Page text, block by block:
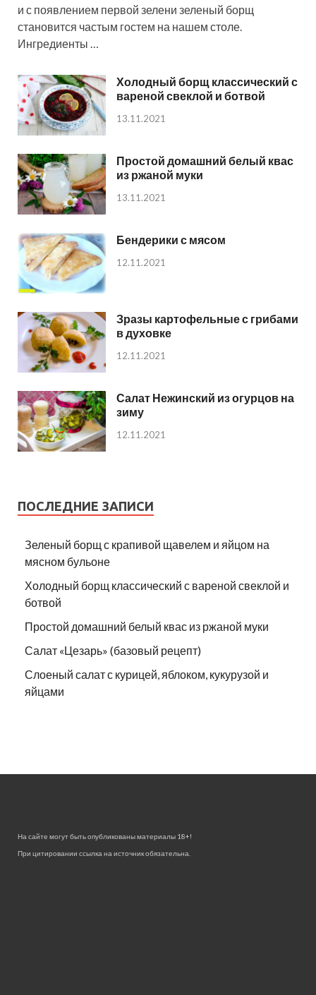
и с появлением первой зелени зеленый борщ
становится частым гостем на нашем столе.
Ингредиенты …
Холодный борщ классический с
вареной свеклой и ботвой
13.11.2021
Простой домашний белый квас
из ржаной муки
13.11.2021
Бендерики с мясом
12.11.2021
Зразы картофельные с грибами
в духовке
12.11.2021
Салат Нежинский из огурцов на
зиму
12.11.2021
ПОСЛЕДНИЕ ЗАПИСИ
Зеленый борщ с крапивой щавелем и яйцом на
мясном бульоне
Холодный борщ классический с вареной свеклой и
ботвой
Простой домашний белый квас из ржаной муки
Салат «Цезарь» (базовый рецепт)
Слоеный салат с курицей, яблоком, кукурузой и
яйцами
На сайте могут быть опубликованы материалы 18+!
При цитировании ссылка на источник обязательна.